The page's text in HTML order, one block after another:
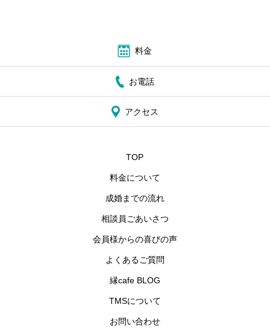
料金
お電話
アクセス
TOP
料金について
成婚までの流れ
相談員ごあいさつ
会員様からの喜びの声
よくあるご質問
縁cafe BLOG
TMSについて
お問い合わせ